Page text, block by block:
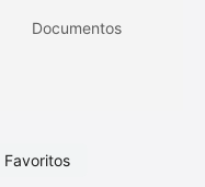
Documentos
Favoritos